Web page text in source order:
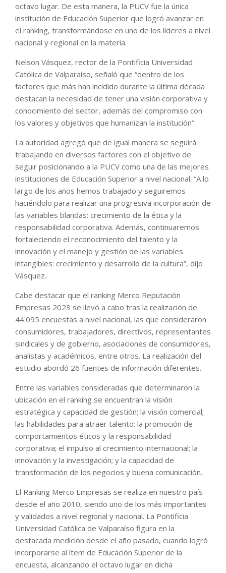
octavo lugar. De esta manera, la PUCV fue la única
institución de Educación Superior que logró avanzar en
el ranking, transformándose en uno de los líderes a nivel
nacional y regional en la materia.
Nelson Vásquez, rector de la Pontificia Universidad
Católica de Valparaíso, señaló que “dentro de los
factores que más han incidido durante la última década
destacan la necesidad de tener una visión corporativa y
conocimiento del sector, además del compromiso con
los valores y objetivos que humanizan la institución”.
La autoridad agregó que de igual manera se seguirá
trabajando en diversos factores con el objetivo de
seguir posicionando a la PUCV como una de las mejores
instituciones de Educación Superior a nivel nacional. “A lo
largo de los años hemos trabajado y seguiremos
haciéndolo para realizar una progresiva incorporación de
las variables blandas: crecimiento de la ética y la
responsabilidad corporativa. Además, continuaremos
fortaleciendo el reconocimiento del talento y la
innovación y el manejo y gestión de las variables
intangibles: crecimiento y desarrollo de la cultura”, dijo
Vásquez.
Cabe destacar que el ranking Merco Reputación
Empresas 2023 se llevó a cabo tras la realización de
44.095 encuestas a nivel nacional, las que consideraron
consumidores, trabajadores, directivos, representantes
sindicales y de gobierno, asociaciones de consumidores,
analistas y académicos, entre otros. La realización del
estudio abordó 26 fuentes de información diferentes.
Entre las variables consideradas que determinaron la
ubicación en el ranking se encuentran la visión
estratégica y capacidad de gestión; la visión comercial;
las habilidades para atraer talento; la promoción de
comportamientos éticos y la responsabilidad
corporativa; el impulso al crecimiento internacional; la
innovación y la investigación; y la capacidad de
transformación de los negocios y buena comunicación.
El Ranking Merco Empresas se realiza en nuestro país
desde el año 2010, siendo uno de los más importantes
y validados a nivel regional y nacional. La Pontificia
Universidad Católica de Valparaíso figura en la
destacada medición desde el año pasado, cuando logró
incorporarse al ítem de Educación Superior de la
encuesta, alcanzando el octavo lugar en dicha